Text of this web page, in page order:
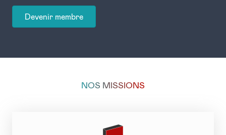
Devenir membre
NOS MISSIONS